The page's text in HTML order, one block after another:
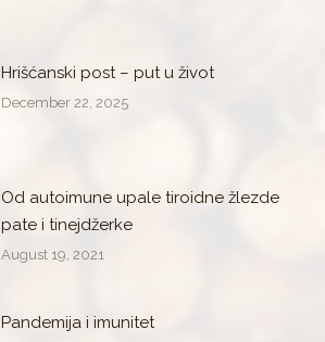
Hrišćanski post – put u život
December 22, 2025
Od autoimune upale tiroidne žlezde
pate i tinejdžerke
August 19, 2021
Pandemija i imunitet